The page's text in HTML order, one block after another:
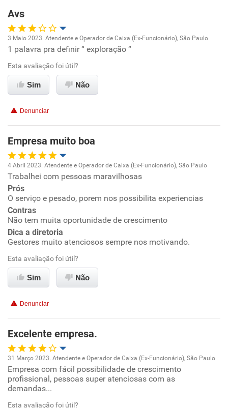
Avs
Oportunidade de promoção
Ambiente de trabalho
Benefícios
Não recomenda esta empresa
Não recomenda a diretoria
3 Maio 2023. Atendente e Operador de Caixa (Ex-Funcionário), São Paulo
1 palavra pra definir “ exploração “
Esta avaliação foi útil?
Sim Não
Denunciar
Empresa muito boa
Oportunidade de promoção
Ambiente de trabalho
Conciliação com a vida familiar
Recomenda esta empresa
4 Abril 2023. Atendente e Operador de Caixa (Ex-Funcionário), São Paulo
Trabalhei com pessoas maravilhosas
Prós
O serviço e pesado, porem nos possibilita experiencias
Contras
Não tem muita oportunidade de crescimento
Dica a diretoria
Gestores muito atenciosos sempre nos motivando.
Esta avaliação foi útil?
Sim Não
Denunciar
Excelente empresa.
Oportunidade de promoção
31 Março 2023. Atendente e Operador de Caixa (Ex-Funcionário), São Paulo
Empresa com fácil possibilidade de crescimento
profissional, pessoas super atenciosas com as
demandas...
Esta avaliação foi útil?